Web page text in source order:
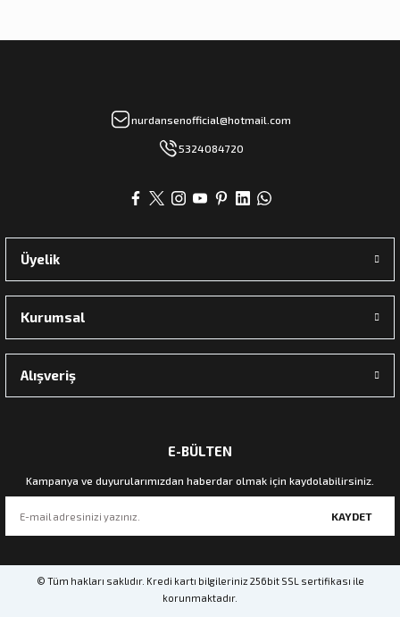
nurdansenofficial@hotmail.com
5324084720
Üyelik
Kurumsal
Alışveriş
E-BÜLTEN
Kampanya ve duyurularımızdan haberdar olmak için kaydolabilirsiniz.
KAYDET
© Tüm hakları saklıdır. Kredi kartı bilgileriniz 256bit SSL sertifikası ile
korunmaktadır.